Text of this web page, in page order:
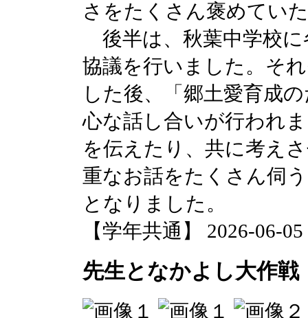
さをたくさん褒めてい
後半は、秋葉中学校に
協議を行いました。そ
した後、「郷土愛育成
心な話し合いが行われ
を伝えたり、共に考え
重なお話をたくさん伺
となりました。
【学年共通】 2026-06-
先生となかよし大作戦